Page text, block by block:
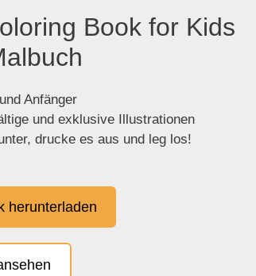
Book for Kids
Anfänger
und exklusive Illustrationen
drucke es aus und leg los!
herunterladen